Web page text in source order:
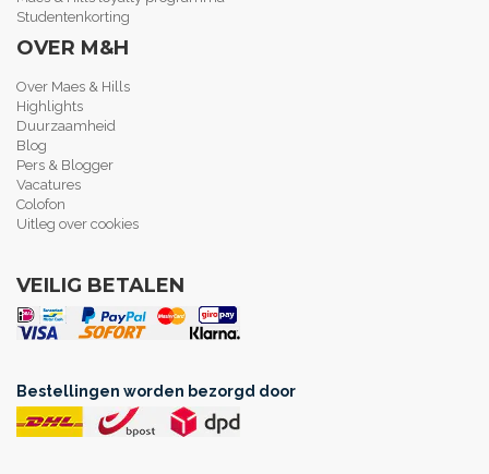
Studentenkorting
OVER M&H
Over Maes & Hills
Highlights
Duurzaamheid
Blog
Pers & Blogger
Vacatures
Colofon
Uitleg over cookies
VEILIG BETALEN
Bestellingen worden bezorgd door